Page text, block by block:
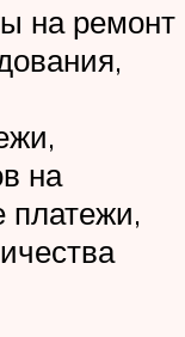
на ремонт
на
платежи,